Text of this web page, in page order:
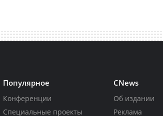
Популярное
Конференции
Специальные проекты
CNews
Об издании
Реклама